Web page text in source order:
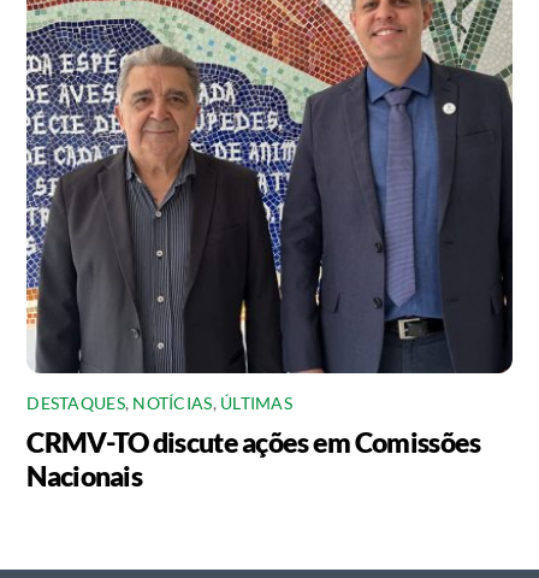
DESTAQUES, NOTÍCIAS, ÚLTIMAS
CRMV-TO discute ações em Comissões
Nacionais